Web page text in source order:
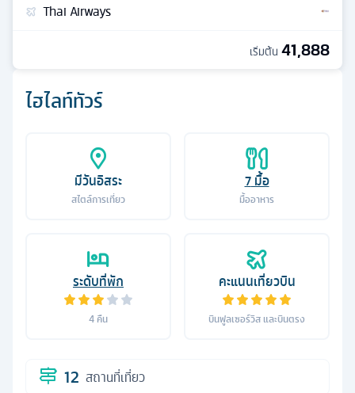
ไฮไลท์ทัวร์
มีวันอิสระ
สไตล์การเที่ยว
7มื้อ
มื้ออาหาร
ระดับที่พัก
4 คืน
คะแนนเที่ยวบิน
บินฟูลเซอร์วิส และบินตรง
12 สถานที่เที่ยว
Thai Airways
เริ่มต้น 41,888